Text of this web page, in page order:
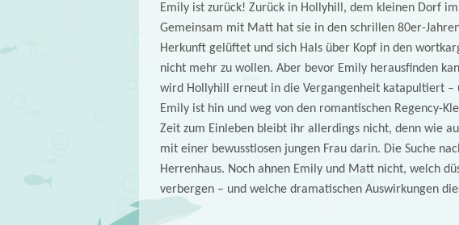
Emily ist zurück! Zurück in Hollyhill, dem kleinen Dorf
Gemeinsam mit Matt hat sie in den schrillen 80er-
Herkunft gelüftet und sich Hals über Kopf in den
nicht mehr zu wollen. Aber bevor Emily herausfinden
wird Hollyhill erneut in die Vergangenheit katapultiert
Emily ist hin und weg von den romantischen Regency-
Zeit zum Einleben bleibt ihr allerdings nicht, denn wie
mit einer bewusstlosen jungen Frau darin. Die Suche
Herrenhaus. Noch ahnen Emily und Matt nicht, welch
verbergen – und welche dramatischen Auswirkungen